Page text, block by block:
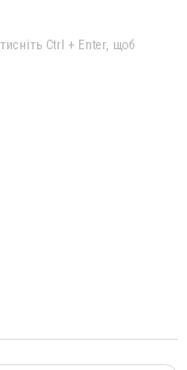
Ctrl + Enter, щоб